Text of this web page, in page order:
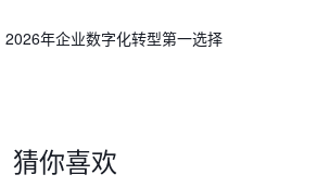
年企业数字化转型第一选择
猜你喜欢